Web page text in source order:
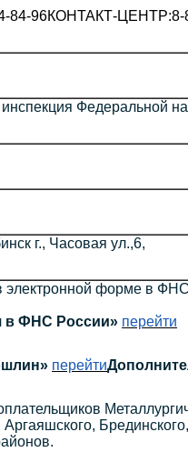
84-96КОНТАКТ-ЦЕНТР:8-
Федеральной
г., Часовая ул.,6,
форме в
в ФНС России» перейти
перейти
Аргаяшского,